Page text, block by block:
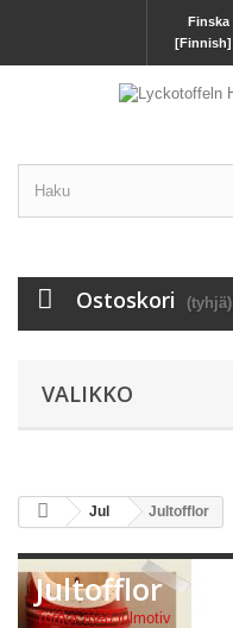
Finska
[Finnish]
Ostoskori (tyhjä)
VALIKKO
Jul Jultofflor
Jultofflor
Tofflor med julmotiv